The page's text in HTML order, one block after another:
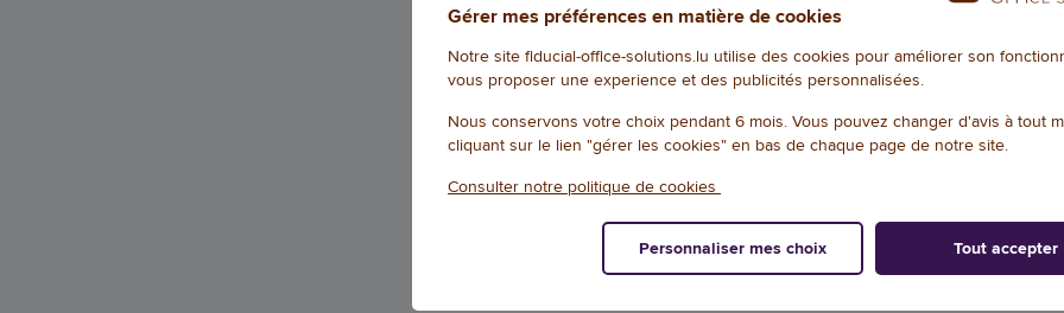
2 Gommes magiques Ultra Power - Mr
Conditionnement conseillé : 16
Gérer mes préférences en matière de cookies
Notre site fiducial-office-solutions.lu utilise des cookies pour améliorer son
vous proposer une experience et des publicités personnalisées.
Nous conservons votre choix pendant 6 mois. Vous pouvez changer d'avis à tout
cliquant sur le lien "gérer les cookies" en bas de chaque page de notre site.
Consulter notre politique de cookies
Personnaliser mes choix Tout accepter